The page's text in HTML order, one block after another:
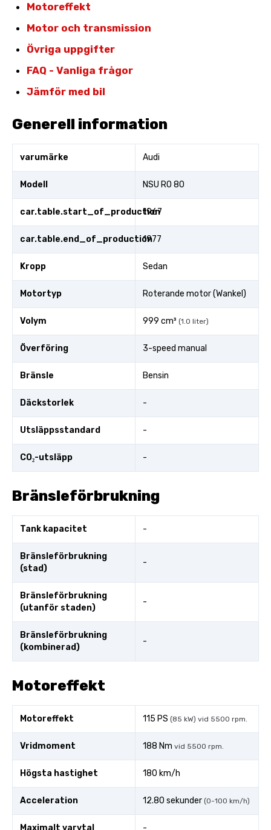
Motoreffekt
Motor och transmission
Övriga uppgifter
FAQ - Vanliga frågor
Jämför med bil
Generell information
varumärke Audi
Modell NSU RO 80
car.table.start_of_production
1967
car.table.end_of_production1977
Kropp Sedan
Motortyp Roterande motor (Wankel)
Volym 999 cm³ (1.0 liter)
Överföring 3-speed manual
Bränsle Bensin
Däckstorlek -
Utsläppsstandard -
CO₂-utsläpp -
Bränsleförbrukning
Tank kapacitet -
Bränsleförbrukning
(stad)
-
Bränsleförbrukning
(utanför staden)
-
Bränsleförbrukning
(kombinerad)
-
Motoreffekt
Motoreffekt 115 PS (85 kW) vid 5500 rpm.
Vridmoment 188 Nm vid 5500 rpm.
Högsta hastighet 180 km/h
Acceleration 12.80 sekunder (0-100 km/h)
Maximalt varvtal -